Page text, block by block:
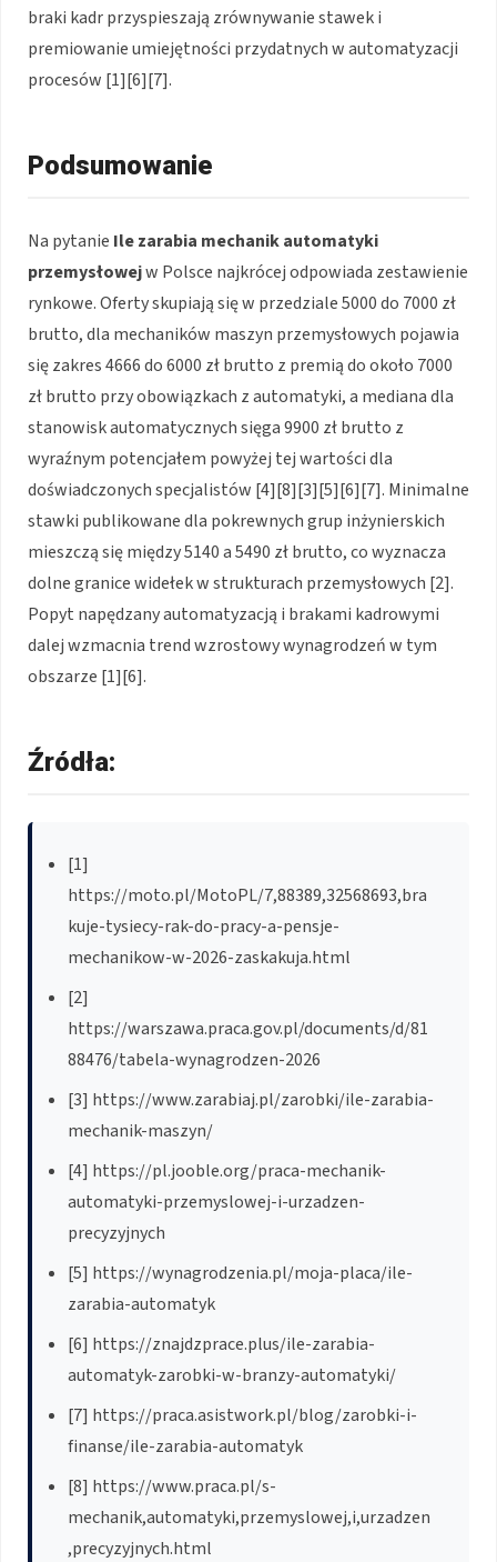
braki kadr przyspieszają zrównywanie stawek i
premiowanie umiejętności przydatnych w automatyzacji
procesów [1][6][7].
Podsumowanie
Na pytanie Ile zarabia mechanik automatyki
przemysłowejw Polsce najkrócej odpowiada zestawienie
rynkowe. Oferty skupiają się w przedziale 5000 do 7000 zł
brutto, dla mechaników maszyn przemysłowych pojawia
się zakres 4666 do 6000 zł brutto z premią do około 7000
zł brutto przy obowiązkach z automatyki, a mediana dla
stanowisk automatycznych sięga 9900 zł brutto z
wyraźnym potencjałem powyżej tej wartości dla
doświadczonych specjalistów [4][8][3][5][6][7]. Minimalne
stawki publikowane dla pokrewnych grup inżynierskich
mieszczą się między 5140 a 5490 zł brutto, co wyznacza
dolne granice widełek w strukturach przemysłowych [2].
Popyt napędzany automatyzacją i brakami kadrowymi
dalej wzmacnia trend wzrostowy wynagrodzeń w tym
obszarze [1][6].
Źródła:
[1]
https://moto.pl/MotoPL/7,88389,32568693,bra
kuje-tysiecy-rak-do-pracy-a-pensje-
mechanikow-w-2026-zaskakuja.html
[2]
https://warszawa.praca.gov.pl/documents/d/81
88476/tabela-wynagrodzen-2026
[3] https://www.zarabiaj.pl/zarobki/ile-zarabia-
mechanik-maszyn/
[4] https://pl.jooble.org/praca-mechanik-
automatyki-przemyslowej-i-urzadzen-
precyzyjnych
[5] https://wynagrodzenia.pl/moja-placa/ile-
zarabia-automatyk
[6] https://znajdzprace.plus/ile-zarabia-
automatyk-zarobki-w-branzy-automatyki/
[7] https://praca.asistwork.pl/blog/zarobki-i-
finanse/ile-zarabia-automatyk
[8] https://www.praca.pl/s-
mechanik,automatyki,przemyslowej,i,urzadzen
,precyzyjnych.html